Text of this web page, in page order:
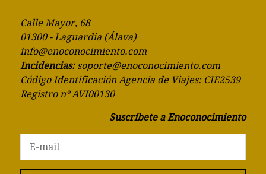
Calle Mayor, 68
01300 - Laguardia (Álava)
info@enoconocimiento.com
Incidencias: soporte@enoconocimiento.com
Código Identificación Agencia de Viajes: CIE2539
Registro nº AVI00130
Suscríbete a Enoconocimiento